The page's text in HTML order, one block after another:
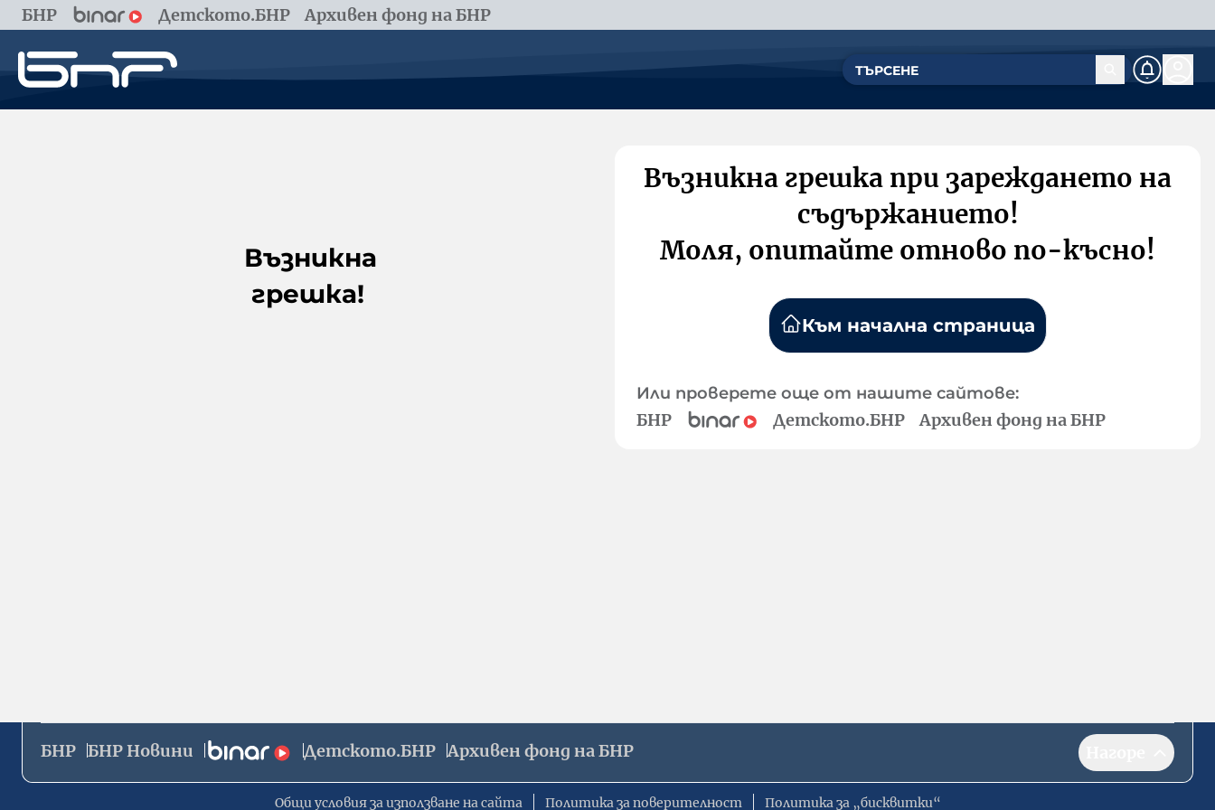
БНР Детското.БНР Архивен фонд на БНР
Възникна
грешка!
Възникна грешка при зареждането на
съдържанието!
Моля, опитайте отново по-късно!
Към начална страница
Или проверете още от нашите сайтове:
БНР Детското.БНР Архивен фонд на БНР
БНР БНР Новини Детското.БНР Архивен фонд на БНР
Общи условия за използване на сайта Политика за поверителност Политика за „бисквитки“